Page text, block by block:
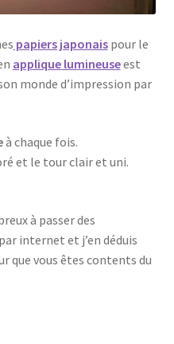
papiers japonaispour le
applique lumineuseest
monde d’impression par
à chaque fois.
et le tour clair et uni.
à passer des
par internet et j’en déduis
que vous êtes contents du